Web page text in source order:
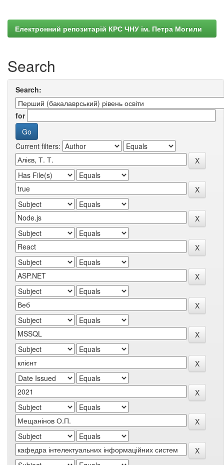
Електронний репозитарій КРС ЧНУ ім. Петра Могили
Search
Search:
for
Current filters: